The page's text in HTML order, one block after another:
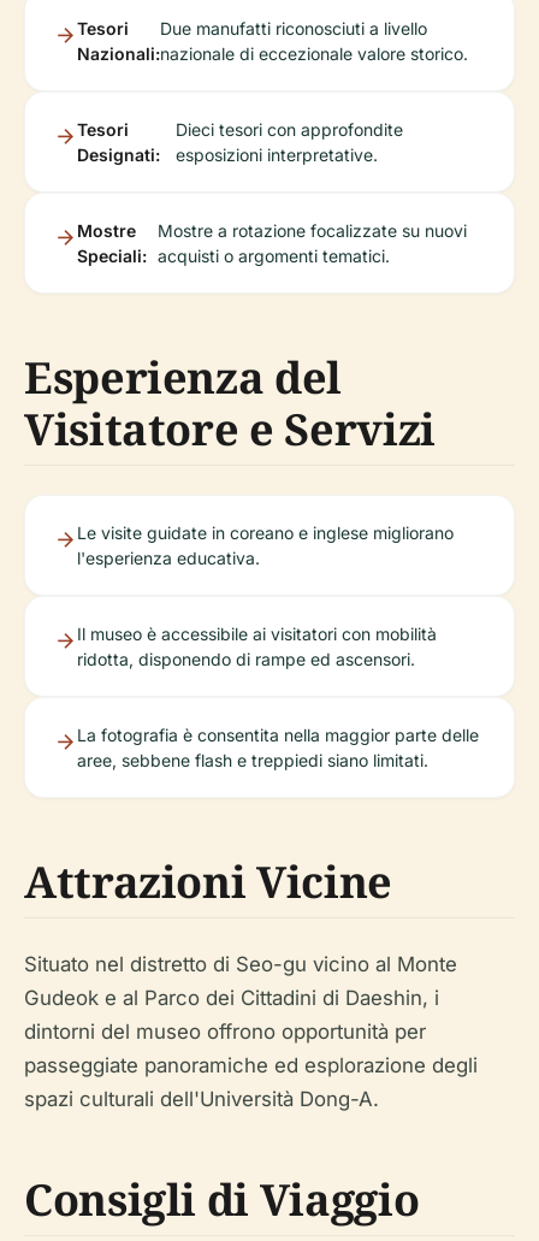
Tesori
Nazionali:
Due manufatti riconosciuti a livello
nazionale di eccezionale valore storico.
Tesori
Designati:
Dieci tesori con approfondite
esposizioni interpretative.
Mostre
Speciali:
Mostre a rotazione focalizzate su nuovi
acquisti o argomenti tematici.
Esperienza del
Visitatore e Servizi
Le visite guidate in coreano e inglese migliorano
l'esperienza educativa.
Il museo è accessibile ai visitatori con mobilità
ridotta, disponendo di rampe ed ascensori.
La fotografia è consentita nella maggior parte delle
aree, sebbene flash e treppiedi siano limitati.
Attrazioni Vicine
Situato nel distretto di Seo-gu vicino al Monte
Gudeok e al Parco dei Cittadini di Daeshin, i
dintorni del museo offrono opportunità per
passeggiate panoramiche ed esplorazione degli
spazi culturali dell'Università Dong-A.
Consigli di Viaggio